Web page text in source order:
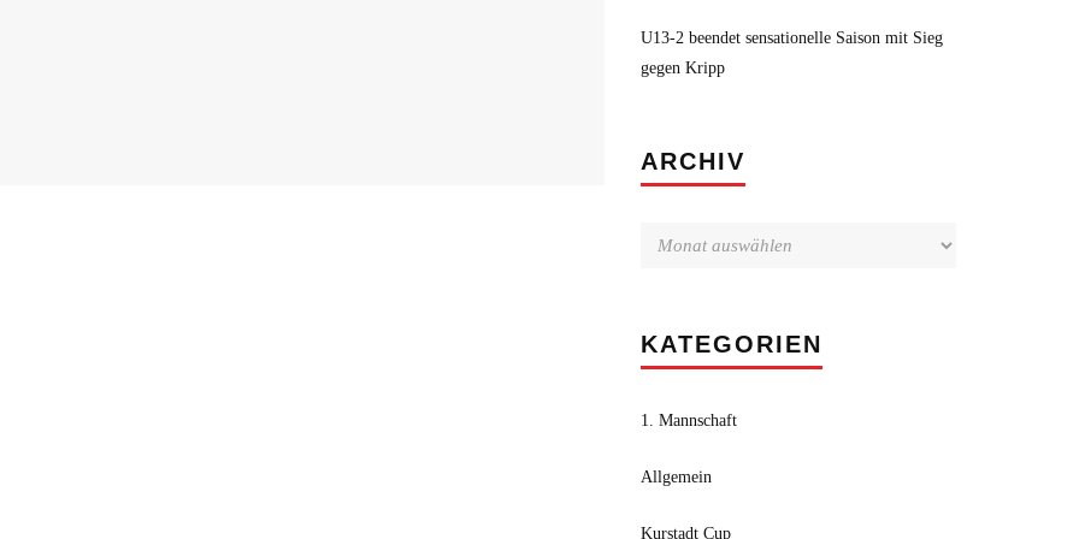
U13-2 beendet sensationelle Saison mit Sieg
gegen Kripp
ARCHIV
KATEGORIEN
1. Mannschaft
Allgemein
Kurstadt Cup